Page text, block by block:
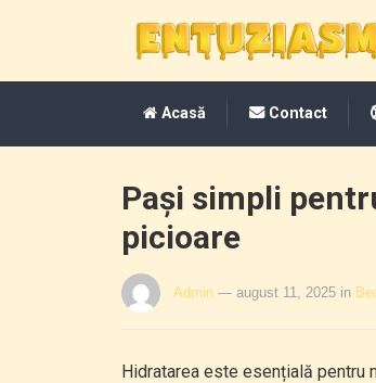
Acasă Contact
Pași simpli
picioare
Admin — august 11, 2025 in
Hidratarea este esențială pentru